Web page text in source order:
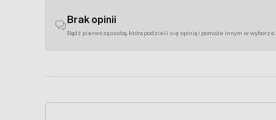
Brak opinii
Bądź pierwszą osobą, która podzieli się opinią i pomoże innym w wyborze.